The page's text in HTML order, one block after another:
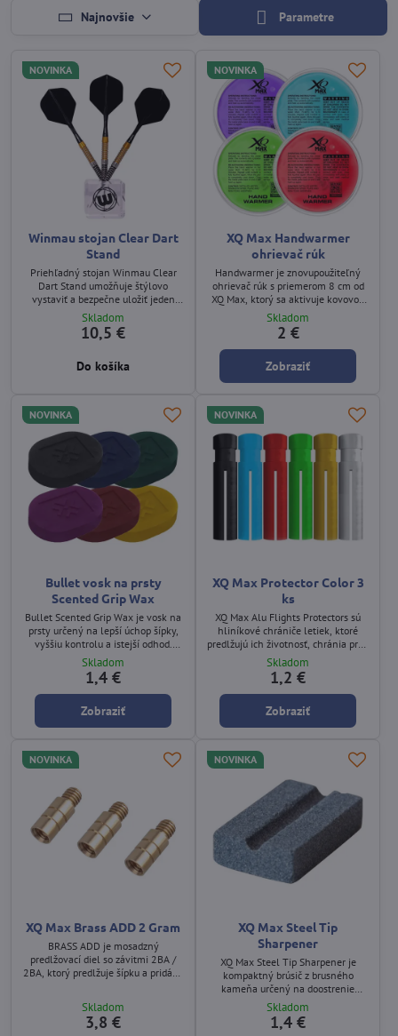
Najnovšie Parametre
NOVINKA
Winmau stojan Clear Dart
Stand
Priehľadný stojan Winmau Clear
Dart Stand umožňuje štýlovo
vystaviť a bezpečne uložiť jeden
kompletný set šípok. Minimalistický
dizajn z odolného transparentného
materiálu udrží letky, shafty aj
Skladom
10,5 €
Do košíka
NOVINKA
XQ Max Handwarmer
ohrievač rúk
Handwarmer je znovupoužiteľný
ohrievač rúk s priemerom 8 cm od
XQ Max, ktorý sa aktivuje kovovou
doštičkou a poskytuje teplo
približne na 1 hodinu. Dostupný v
rôznych farbách.
Skladom
2 €
Zobraziť
NOVINKA
Bullet vosk na prsty
Scented Grip Wax
Bullet Scented Grip Wax je vosk na
prsty určený na lepší úchop šípky,
vyššiu kontrolu a istejší odhod.
Každá farebná varianta má vlastnú
vôňu.
Skladom
1,4 €
Zobraziť
NOVINKA
XQ Max Protector Color 3
ks
XQ Max Alu Flights Protectors sú
hliníkové chrániče letiek, ktoré
predlžujú ich životnosť, chránia pred
poškodením a pomáhajú udržať
stabilný tvar letky počas hry.
Balenie obsahuje 3 kusy v jednej
farbe v sáčku s logom XQ Max.
Produkt sa vyrába v rôznych
Skladom
1,2 €
Zobraziť
NOVINKA
XQ Max Brass ADD 2 Gram
BRASS ADD je mosadzný
predlžovací diel so závitmi 2BA /
2BA, ktorý predlžuje šípku a pridáva
ťažisko podľa individuálnych
preferencií hráča. Rozmery 10,8 × 6
Skladom
3,8 €
NOVINKA
XQ Max Steel Tip
Sharpener
XQ Max Steel Tip Sharpener je
kompaktný brúsič z brusného
kameňa určený na doostrenie
kovových hrotov steelových šípok.
Pozdĺžna drážka umožňuje presné
vedenie hrotu. Balený v sáčkoch s
Skladom
1,4 €